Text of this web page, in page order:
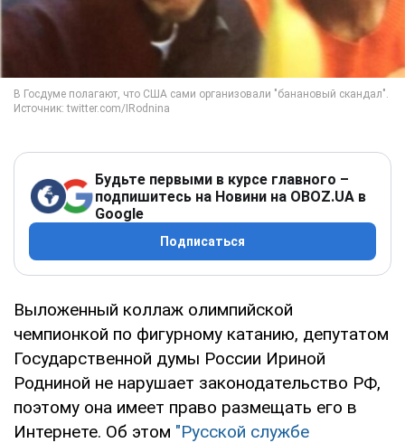
Будьте первыми в курсе главного –
подпишитесь на Новини на OBOZ.UA в
Google
Подписаться
Выложенный коллаж олимпийской
чемпионкой по фигурному катанию, депутатом
Государственной думы России Ириной
Родниной не нарушает законодательство РФ,
поэтому она имеет право размещать его в
Интернете. Об этом "Русской службе